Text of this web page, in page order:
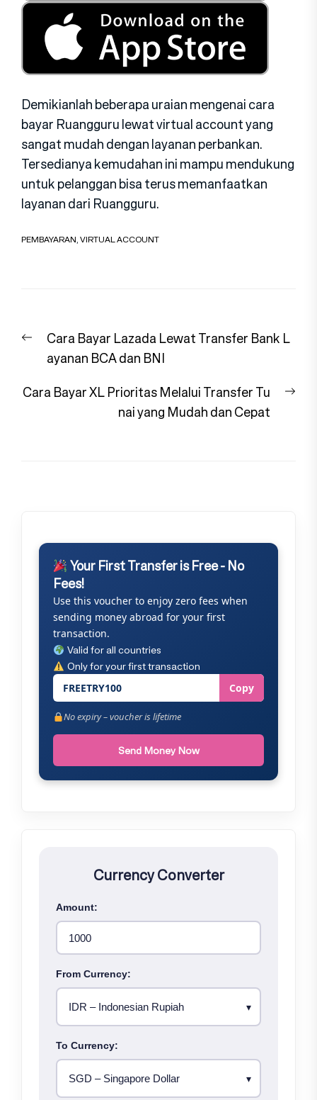
Demikianlah beberapa uraian mengenai cara
bayar Ruangguru lewat virtual account yang
sangat mudah dengan layanan perbankan.
Tersedianya kemudahan ini mampu mendukung
untuk pelanggan bisa terus memanfaatkan
layanan dari Ruangguru.
PEMBAYARAN,VIRTUAL ACCOUNT
pos
Previous
post:
Cara Bayar Lazada Lewat Transfer Bank L
ayanan BCA dan BNI
Cara Bayar XL Prioritas Melalui Transfer Tu
nai yang Mudah dan Cepat
Your First Transfer is Free - No
Fees!
Use this voucher to enjoy zero fees when
sending money abroad for your first
transaction.
Valid for all countries
Only for your first transaction
FREETRY100 Copy
No expiry – voucher is lifetime
Send Money Now
Currency Converter
Amount:
From Currency:
To Currency: